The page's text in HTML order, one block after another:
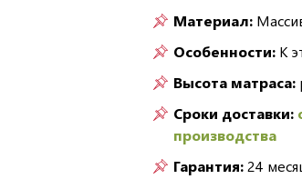
Материал:
Особенности: К
Высота матраса:
Сроки доставки:
производства
Гарантия:24